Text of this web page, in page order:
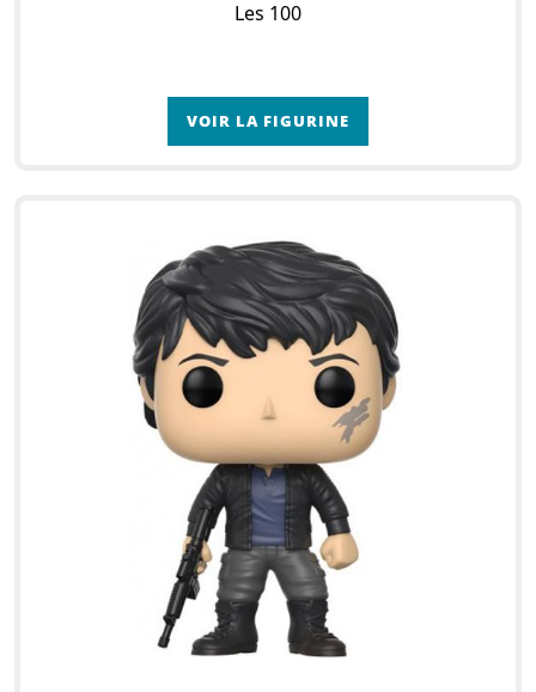
Les 100
VOIR LA FIGURINE